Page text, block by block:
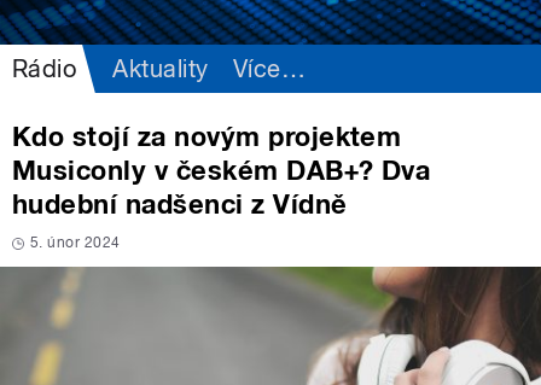
Rádio Aktuality Více…
Kdo stojí za novým projektem
Musiconly v českém DAB+? Dva
hudební nadšenci z Vídně
5. únor 2024